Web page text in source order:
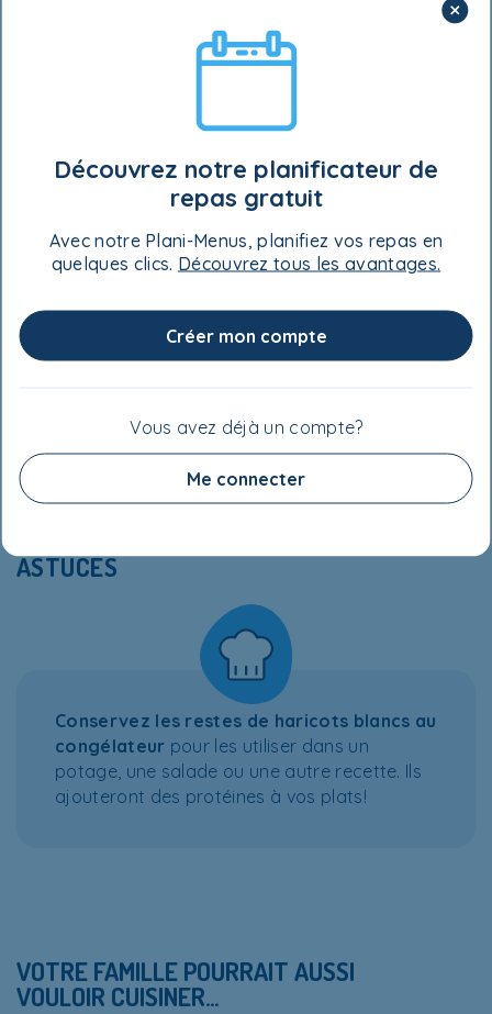
Dattes dénoyautées- 2
Cassonade - 7,5 ml (½ c. à soupe)
Farine de blé entier- 30 ml (2 c. à soupe)
ASTUCES
Conservez les restes de haricots blancs au
congélateur pour les utiliser dans un
potage, une salade ou une autre recette. Ils
ajouteront des protéines à vos plats!
VOTRE FAMILLE POURRAIT AUSSI
VOULOIR CUISINER…
Découvrez notre planificateur de
repas gratuit
Avec notre Plani-Menus, planifiez vos repas en
quelques clics. Découvrez tous les avantages.
Créer mon compte
Vous avez déjà un compte?
Me connecter